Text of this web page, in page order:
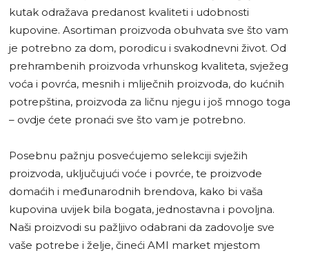
kutak odražava predanost kvaliteti i udobnosti
kupovine. Asortiman proizvoda obuhvata sve što vam
je potrebno za dom, porodicu i svakodnevni život. Od
prehrambenih proizvoda vrhunskog kvaliteta, svježeg
voća i povrća, mesnih i mliječnih proizvoda, do kućnih
potrepština, proizvoda za ličnu njegu i još mnogo toga
– ovdje ćete pronaći sve što vam je potrebno.
Posebnu pažnju posvećujemo selekciji svježih
proizvoda, uključujući voće i povrće, te proizvode
domaćih i međunarodnih brendova, kako bi vaša
kupovina uvijek bila bogata, jednostavna i povoljna.
Naši proizvodi su pažljivo odabrani da zadovolje sve
vaše potrebe i želje, čineći AMI market mjestom